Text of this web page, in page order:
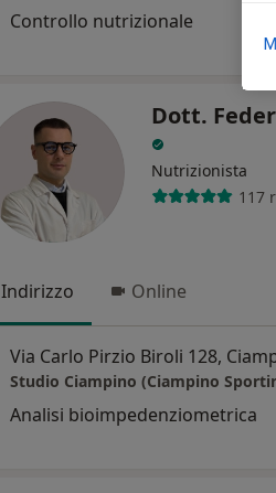
Controllo nutrizionale
Dott.
Nutrizionista
117
Indirizzo Online
Via Carlo Pirzio Biroli 128,
Studio Ciampino (Ciampino
Analisi bioimpedenziometrica